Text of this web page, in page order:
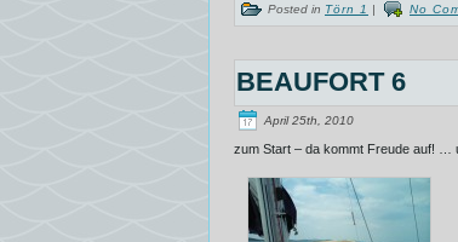
Posted in Törn 1 | No
BEAUFORT 6
April 25th, 2010
zum Start – da kommt Freude auf! …